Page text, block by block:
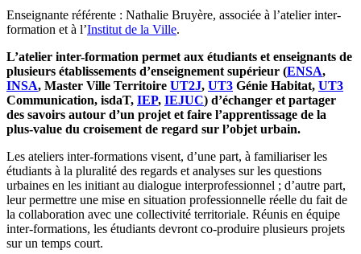
Enseignante référente : Nathalie Bruyère, associée à l’atelier inter-
formation et à l’Institut de la Ville.
L’atelier inter-formation permet aux étudiants et enseignants de
plusieurs établissements d’enseignement supérieur (ENSA,
INSA, Master Ville Territoire UT2J, UT3 Génie Habitat, UT3
Communication, isdaT, IEP, IEJUC) d’échanger et partager
des savoirs autour d’un projet et faire l’apprentissage de la
plus-value du croisement de regard sur l’objet urbain.
Les ateliers inter-formations visent, d’une part, à familiariser les
étudiants à la pluralité des regards et analyses sur les questions
urbaines en les initiant au dialogue interprofessionnel ; d’autre part,
leur permettre une mise en situation professionnelle réelle du fait de
la collaboration avec une collectivité territoriale. Réunis en équipe
inter-formations, les étudiants devront co-produire plusieurs projets
sur un temps court.